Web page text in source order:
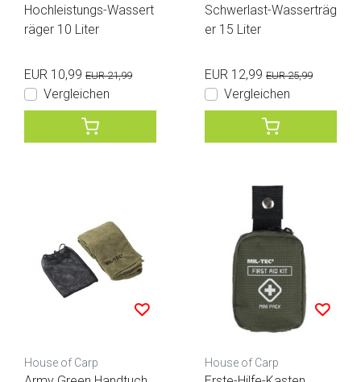
Hochleistungs-Wassert
räger 10 Liter
EUR 10,99 EUR 21,99
Vergleichen
Schwerlast-Wasserträg
er 15 Liter
EUR 12,99 EUR 25,99
Vergleichen
House of Carp House of Carp